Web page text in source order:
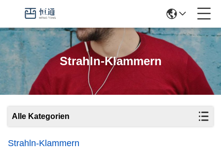
Strahln-Klammern
Alle Kategorien
Strahln-Klammern